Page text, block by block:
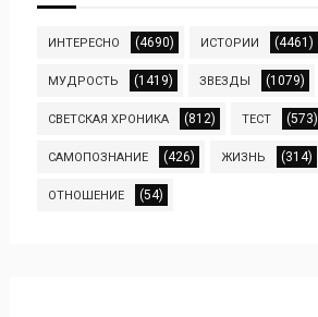
ИНТЕРЕСНО (4690) ИСТОРИИ (4461)
МУДРОСТЬ (1419) ЗВЕЗДЫ (1079)
СВЕТСКАЯ ХРОНИКА (812) ТЕСТ (573)
САМОПОЗНАНИЕ (426) ЖИЗНЬ (314)
ОТНОШЕНИЕ (54)